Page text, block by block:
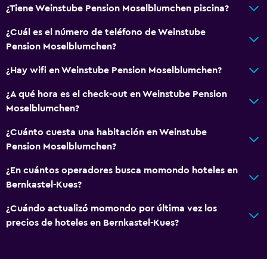
Aire libre
Terraza
Senderismo
Juegos de mesa/rompecabezas
General
¿Tiene Weinstube Pension Moselblumchen piscina?
¿Cuál es el número de teléfono de Weinstube
Pension Moselblumchen?
¿Hay wifi en Weinstube Pension Moselblumchen?
¿A qué hora es el check-out en Weinstube Pension
Moselblumchen?
¿Cuánto cuesta una habitación en Weinstube
Pension Moselblumchen?
¿En cuántos operadores busca momondo hoteles en
Bernkastel-Kues?
¿Cuándo actualizó momondo por última vez los
precios de hoteles en Bernkastel-Kues?